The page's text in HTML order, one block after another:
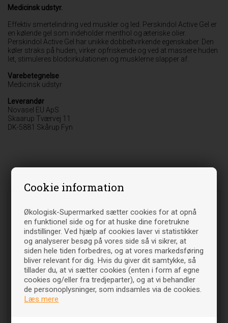
Cookie information
Økologisk-Supermarked sætter cookies for at opnå
en funktionel side og for at huske dine foretrukne
indstillinger. Ved hjælp af cookies laver vi statistikker
og analyserer besøg på vores side så vi sikrer, at
siden hele tiden forbedres, og at vores markedsføring
bliver relevant for dig. Hvis du giver dit samtykke, så
tillader du, at vi sætter cookies (enten i form af egne
cookies og/eller fra tredjeparter), og at vi behandler
de personoplysninger, som indsamles via de cookies.
Læs mere
Medicinsk udstyr.
Effektiv smertelindring ved muskler og led. Perskindol Active Gel er
en kølende gel som indeholder menthol og æteriske olier.
Perskindol Active Gel har unikke dobbeltvirkende egenskaber. Den
køler straks på huden, virker opfriskende og ved at massere huden
let, stimuleres blodcirkulationen og musklerne slapper af.
Varebetegnelse
Medicinsk udstyr
Leverandør
Novasel EU ApS
Skaarup Tværvej 11
DK-5881 Skårup Fyn
Muskelvarmer - 250 ml Hansaplast elastic - 1 mtr.